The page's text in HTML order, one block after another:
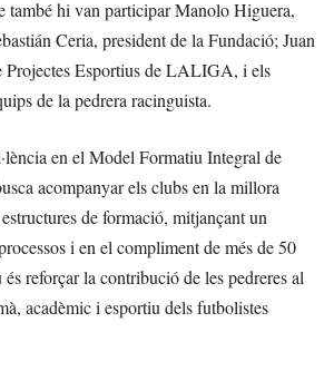
també hi van participar Manolo Higuera,
Ceria, president de la Fundació; Juan
Projectes Esportius de LALIGA, i els
de la pedrera racinguista.
en el Model Formatiu Integral de
acompanyar els clubs en la millora
de formació, mitjançant un
i en el compliment de més de 50
reforçar la contribució de les pedreres al
acadèmic i esportiu dels futbolistes